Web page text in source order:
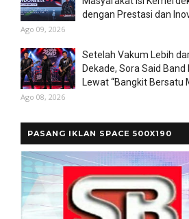
dengan Prestasi dan
Ago 09, 2026
Setelah Vakum Lebih
Dekade, Sora Said
Lewat “Bangkit Bersatu
Ago 08, 2026
PASANG IKLAN SPACE 500X190